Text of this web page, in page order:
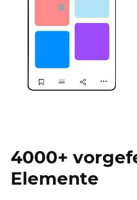
4000+
Elemente